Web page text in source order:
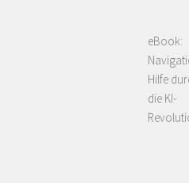
eBook:
Hilfe
die KI-